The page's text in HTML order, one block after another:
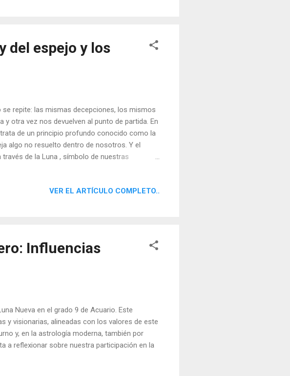
del espejo y los
repite: las mismas decepciones, los mismos
otra vez nos devuelven al punto de partida. En
de un principio profundo conocido como la
algo no resuelto dentro de nosotros. Y el
de la Luna , símbolo de nuestras
VER EL ARTÍCULO COMPLETO..
Influencias
Nueva en el grado 9 de Acuario. Este
y visionarias, alineadas con los valores de este
y, en la astrología moderna, también por
a reflexionar sobre nuestra participación en la